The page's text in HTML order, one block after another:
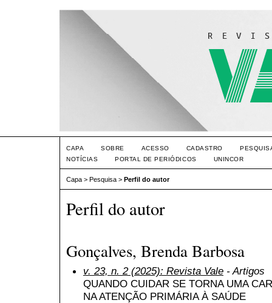
CAPA SOBRE ACESSO CADASTRO
NOTÍCIAS
PORTAL DE PERIÓDICOS UNINCOR
Capa > Pesquisa > Perfil do autor
Perfil do autor
Gonçalves, Brenda Barbosa
v. 23, n. 2 (2025): Revista Vale - Artigos
QUANDO CUIDAR SE TORNA UMA
NA ATENÇÃO PRIMÁRIA À SAÚDE